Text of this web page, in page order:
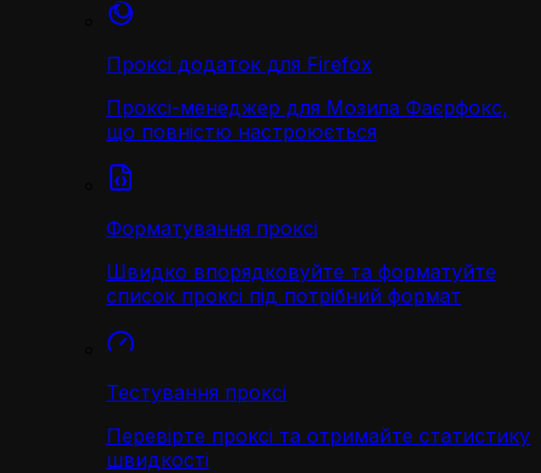
Проксі додаток для Firefox
Проксі-менеджер для Мозила Фаєрфокс,
що повністю настроюється
Форматування проксі
Швидко впорядковуйте та форматуйте
список проксі під потрібний формат
Тестування проксі
Перевірте проксі та отримайте статистику
швидкості